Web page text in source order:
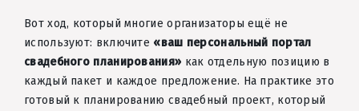
Вот ход, который многие организаторы ещё не
используют: включите «ваш персональный портал
свадебного планирования» как отдельную позицию в
каждый пакет и каждое предложение. На практике это
готовый к планированию свадебный проект, который